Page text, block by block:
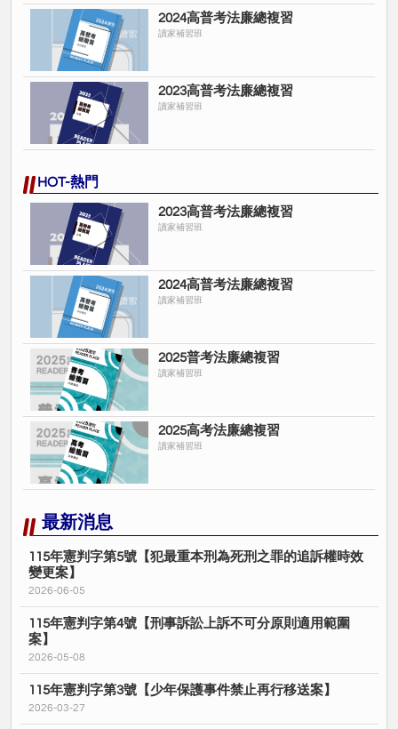
2024高普考法廉總複習
讀家補習班
2023高普考法廉總複習
讀家補習班
HOT-熱門
2023高普考法廉總複習
讀家補習班
2024高普考法廉總複習
讀家補習班
2025普考法廉總複習
讀家補習班
2025高考法廉總複習
讀家補習班
最新消息
115年憲判字第5號【犯最重本刑為死刑之罪的追訴權時效
變更案】
2026-06-05
115年憲判字第4號【刑事訴訟上訴不可分原則適用範圍
案】
2026-05-08
115年憲判字第3號【少年保護事件禁止再行移送案】
2026-03-27